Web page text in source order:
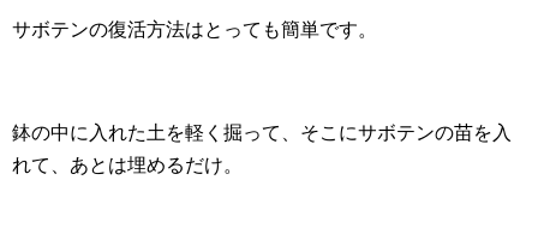
サボテンの復活方法はとっても簡単です。
鉢の中に入れた土を軽く掘って、そこにサボテンの苗を入
れて、あとは埋めるだけ。